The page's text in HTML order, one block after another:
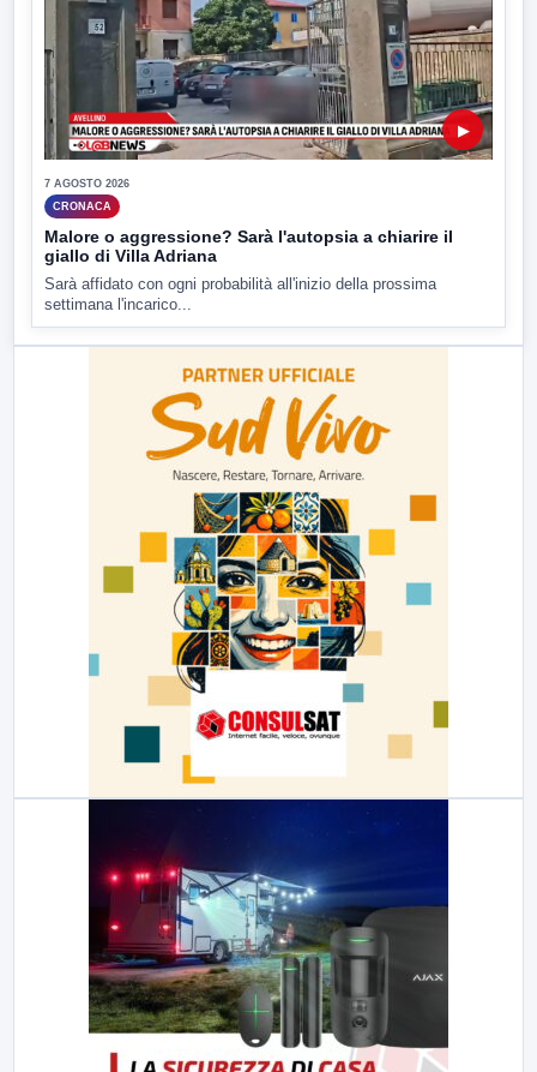
▶
7 AGOSTO 2026
CRONACA
Malore o aggressione? Sarà l'autopsia a chiarire il
giallo di Villa Adriana
Sarà affidato con ogni probabilità all'inizio della prossima
settimana l'incarico...